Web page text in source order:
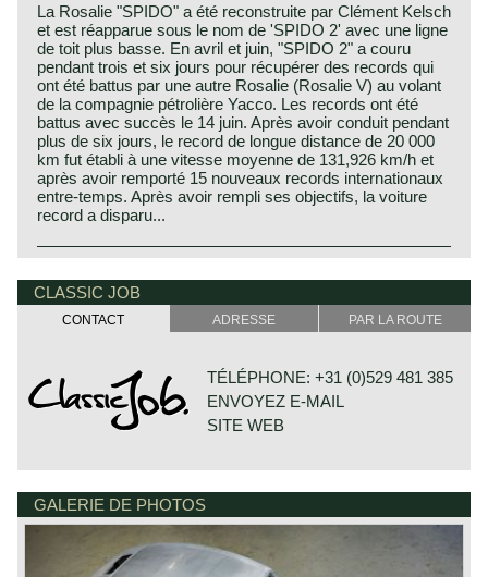
La Rosalie "SPIDO" a été reconstruite par Clément Kelsch
et est réapparue sous le nom de 'SPIDO 2' avec une ligne
de toit plus basse. En avril et juin, "SPIDO 2" a couru
pendant trois et six jours pour récupérer des records qui
ont été battus par une autre Rosalie (Rosalie V) au volant
de la compagnie pétrolière Yacco. Les records ont été
battus avec succès le 14 juin. Après avoir conduit pendant
plus de six jours, le record de longue distance de 20 000
km fut établi à une vitesse moyenne de 131,926 km/h et
après avoir remporté 15 nouveaux records internationaux
entre-temps. Après avoir rempli ses objectifs, la voiture
record a disparu...
CLASSIC JOB
CONTACT ADRESSE PAR LA ROUTE
TÉLÉPHONE: +31 (0)529 481 385
ENVOYEZ E-MAIL
SITE WEB
DE VESTING 24
7722 GA DALFSEN
PAYS-BAS
GALERIE DE PHOTOS